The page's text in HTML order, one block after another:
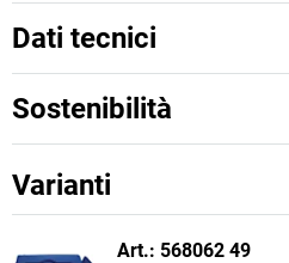
Dati tecnici
Sostenibilità
Varianti
Art.: 568062 49